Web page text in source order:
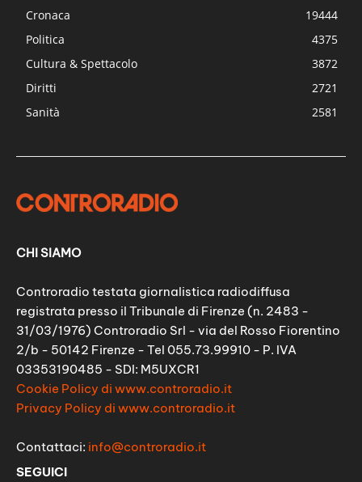
Cronaca
19444
Politica
4375
Cultura & Spettacolo
3872
Diritti
2721
Sanità
2581
CHI SIAMO
Controradio testata giornalistica radiodiffusa
registrata presso il Tribunale di Firenze (n. 2483 -
31/03/1976) Controradio Srl - via del Rosso Fiorentino
2/b - 50142 Firenze - Tel 055.73.99910 - P. IVA
03353190485 - SDI: M5UXCR1
Cookie Policy di www.controradio.it
Privacy Policy di www.controradio.it
Contattaci: info@controradio.it
SEGUICI